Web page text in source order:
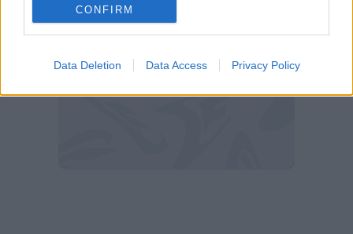
CONFIRM
Data Deletion Data Access Privacy Policy